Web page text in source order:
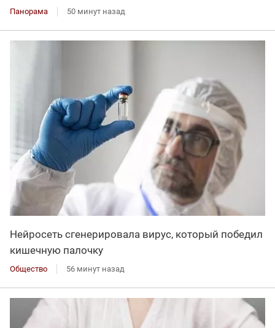
Панорама 50 минут назад
Нейросеть сгенерировала вирус, который победил
кишечную палочку
Общество 56 минут назад